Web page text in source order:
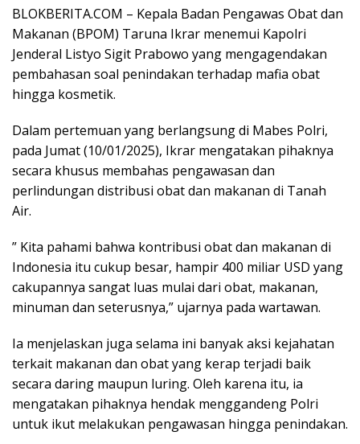
BLOKBERITA.COM – Kepala Badan Pengawas Obat dan
Makanan (BPOM) Taruna Ikrar menemui Kapolri
Jenderal Listyo Sigit Prabowo yang mengagendakan
pembahasan soal penindakan terhadap mafia obat
hingga kosmetik.
Dalam pertemuan yang berlangsung di Mabes Polri,
pada Jumat (10/01/2025), Ikrar mengatakan pihaknya
secara khusus membahas pengawasan dan
perlindungan distribusi obat dan makanan di Tanah
Air.
” Kita pahami bahwa kontribusi obat dan makanan di
Indonesia itu cukup besar, hampir 400 miliar USD yang
cakupannya sangat luas mulai dari obat, makanan,
minuman dan seterusnya,” ujarnya pada wartawan.
Ia menjelaskan juga selama ini banyak aksi kejahatan
terkait makanan dan obat yang kerap terjadi baik
secara daring maupun luring. Oleh karena itu, ia
mengatakan pihaknya hendak menggandeng Polri
untuk ikut melakukan pengawasan hingga penindakan.